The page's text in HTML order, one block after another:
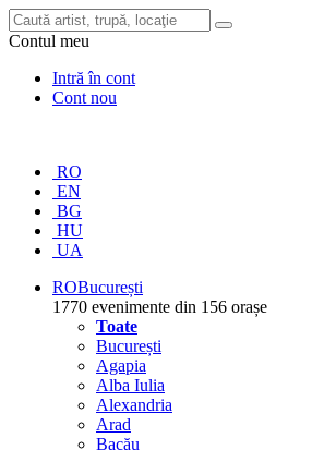
Contul meu
Intră în cont
Cont nou
RO
EN
BG
HU
UA
ROBucurești
1770 evenimente din 156 orașe
Toate
București
Agapia
Alba Iulia
Alexandria
Arad
Bacău